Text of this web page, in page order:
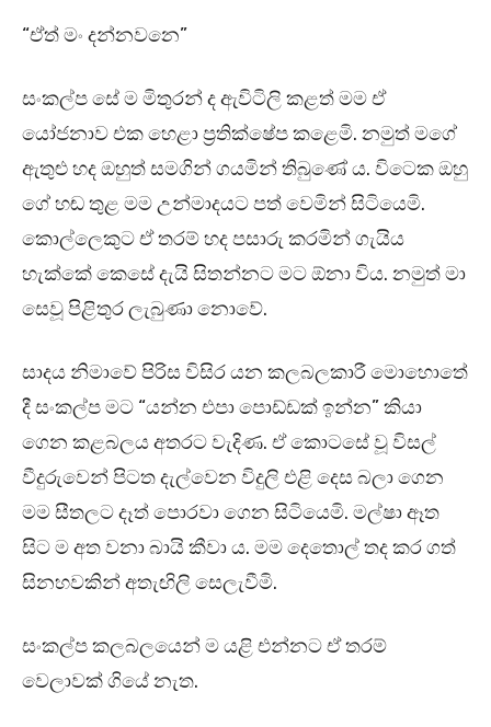
“ඒත් මං දන්නවනෙ”
සංකල්ප සේ ම මිතුරන් ද ඇවිටිලි කළත් මම ඒ
යෝජනාව එක හෙළා ප්‍රතික්ෂේප කළෙමි. නමුත් මගේ
ඇතුළු හද ඔහුත් සමගින් ගයමින් තිබුණේ ය. විටෙක ඔහු
ගේ හඬ තුළ මම උන්මාදයට පත් වෙමින් සිටියෙමි.
කොල්ලෙකුට ඒ තරම් හද පසාරු කරමින් ගැයිය
හැක්කේ කෙසේ දැයි සිතන්නට මට ඕනා විය. නමුත් මා
සෙවූ පිළිතුර ලැබුණා නොවේ.
සාදය නිමාවේ පිරිස විසිර යන කලබලකාරී මොහොතේ
දී සංකල්ප මට “යන්න එපා පොඩ්ඩක් ඉන්න” කියා
ගෙන කළබලය අතරට වැදිණ. ඒ කොටසේ වූ විසල්
වීදුරුවෙන් පිටත දැල්වෙන විදුලි එළි දෙස බලා ගෙන
මම සීතලට දෑත් පොරවා ගෙන සිටියෙමි. මල්ෂා ඈත
සිට ම අත වනා බායි කීවා ය. මම දෙතොල් තද කර ගත්
සිනහවකින් අතැඟිලි සෙලැවීමි.
සංකල්ප කලබලයෙන් ම යළි එන්නට ඒ තරම්
වෙලාවක් ගියේ නැත.